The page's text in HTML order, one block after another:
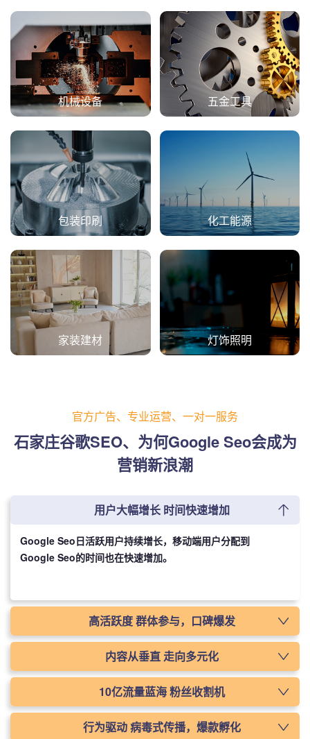
机械设备 五金工具
包装印刷 化工能源
家装建材 灯饰照明
官方广告、专业运营、一对一服务
石家庄谷歌SEO、为何Google Seo会成为
营销新浪潮
用户大幅增长 时间快速增加
Google Seo日活跃用户持续增长，移动端用户分配到
Google Seo的时间也在快速增加。
高活跃度 群体参与，口碑爆发
Google Seo日均启动次数最高达8次，兴趣相投的用户形成了紧密
的粉丝关联，用户黏性、活跃度、互动参与度均高于其他视频形态
内容从垂直 走向多元化
视频内容多元化，明星、达人、 PGC作者共同为Google Seo输出
高质 量、有趣、搞笑的内容。10亿流量蓝海 粉丝收割机
Google SeoGoogle Seo拥有1 0亿级别的流量洼地，目前还有很大
的发展空间，越先进入，越早收获精准粉丝。
行为驱动 病毒式传播，爆款孵化